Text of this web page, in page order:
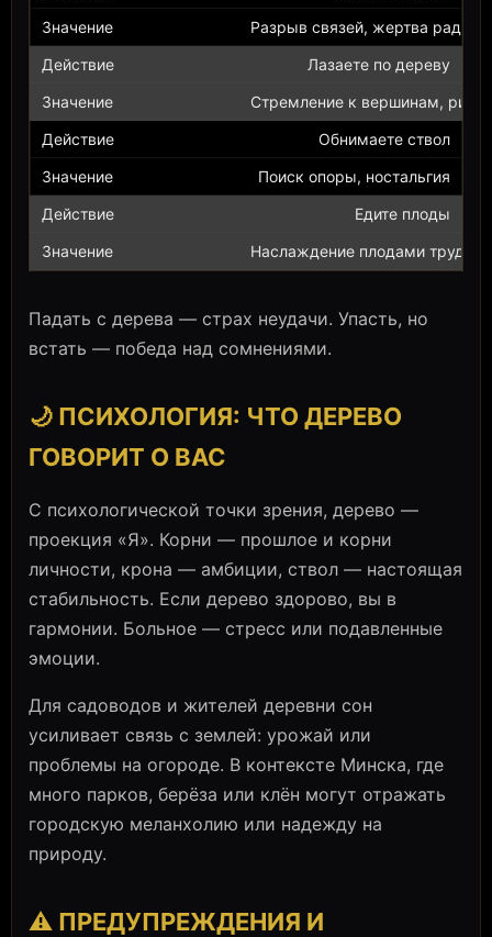
Разрыв связей, жертва ради
Лазаете по дереву
Стремление к вершинам, риски
Обнимаете ствол
Поиск опоры, ностальгия
Едите плоды
Наслаждение плодами труда
Падать с дерева — страх неудачи. Упасть, но
встать — победа над сомнениями.
🌙 ПСИХОЛОГИЯ: ЧТО ДЕРЕВО
ГОВОРИТ О ВАС
С психологической точки зрения, дерево —
проекция «Я». Корни — прошлое и корни
личности, крона — амбиции, ствол — настоящая
стабильность. Если дерево здорово, вы в
гармонии. Больное — стресс или подавленные
эмоции.
Для садоводов и жителей деревни сон
усиливает связь с землей: урожай или
проблемы на огороде. В контексте Минска, где
много парков, берёза или клён могут отражать
городскую меланхолию или надежду на
природу.
⚠️ ПРЕДУПРЕЖДЕНИЯ И